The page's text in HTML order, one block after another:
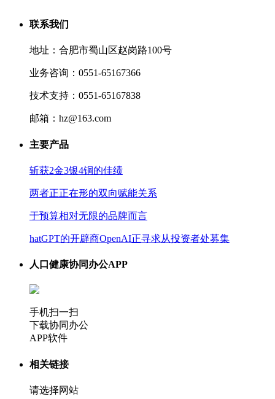
联系我们
地址：合肥市蜀山区赵岗路100号
业务咨询：0551-65167366
技术支持：0551-65167838
邮箱：hz@163.com
主要产品
斩获2金3银4铜的佳绩
两者正正在形的双向赋能关系
于预算相对无限的品牌而言
hatGPT的开辟商OpenAI正寻求从投资者处募集
人口健康协同办公APP
手机扫一扫
下载协同办公
APP软件
相关链接
请选择网站